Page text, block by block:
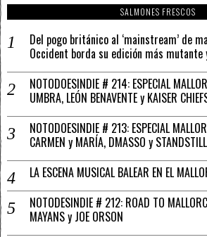
SALMONES FRESCOS
Del pogo británico al ‘mainstream’ de
Occident borda su edición más mutante
NOTODOESINDIE # 214: ESPECIAL
UMBRA, LEÓN BENAVENTE y KAISER
NOTODOESINDIE # 213: ESPECIAL
CARMEN y MARÍA, DMASSO y STANDSTILL
LA ESCENA MUSICAL BALEAR EN EL
NOTODESINDIE # 212: ROAD TO
MAYANS y JOE ORSON